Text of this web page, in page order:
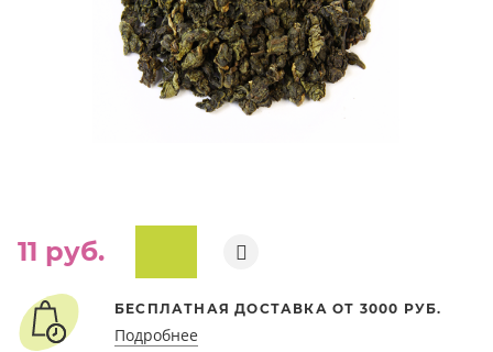
11 руб.
БЕСПЛАТНАЯ ДОСТАВКА ОТ 3000 РУБ.
Подробнее